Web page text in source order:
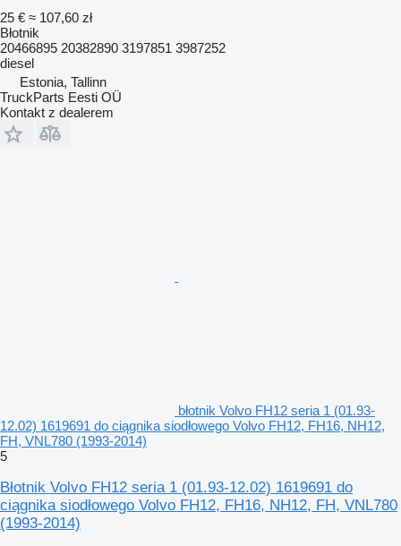
25 € ≈ 107,60 zł
Błotnik
20466895 20382890 3197851 3987252
diesel
Estonia, Tallinn
TruckParts Eesti OÜ
Kontakt z dealerem
błotnik Volvo FH12 seria 1 (01.93-
12.02) 1619691 do ciągnika siodłowego Volvo FH12, FH16, NH12,
FH, VNL780 (1993-2014)
5
Błotnik Volvo FH12 seria 1 (01.93-12.02) 1619691 do
ciągnika siodłowego Volvo FH12, FH16, NH12, FH, VNL780
(1993-2014)